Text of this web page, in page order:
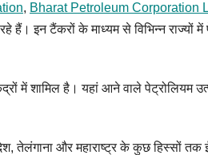
, Bharat Petroleum Corporation
इन टैंकरों के माध्यम से विभिन्न राज्यों
में शामिल है। यहां आने वाले पेट्रोलियम
तेलंगाना और महाराष्ट्र के कुछ हिस्सों तक